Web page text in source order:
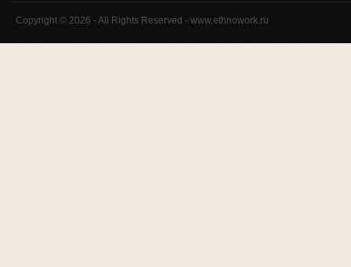
Copyright © 2026 - All Rights Reserved - www.ethnowork.ru